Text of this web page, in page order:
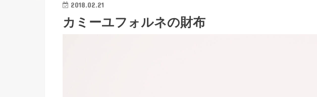
2018.02.21
カミーユフォルネの財布